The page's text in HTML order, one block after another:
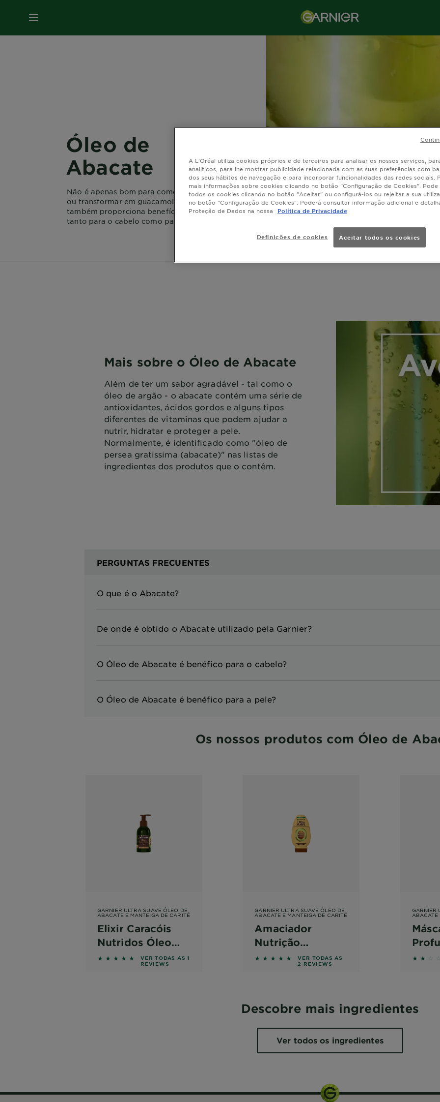
MENU
Óleo de
Abacate
Não é apenas bom para comer numa torrada
ou transformar em guacamole, o abacate
também proporciona benefícios incríveis
tanto para o cabelo como para a pele.
Mais sobre o Óleo de Abacate
Além de ter um sabor agradável - tal como o
óleo de argão - o abacate contém uma série de
antioxidantes, ácidos gordos e alguns tipos
diferentes de vitaminas que podem ajudar a
nutrir, hidratar e proteger a pele.
Normalmente, é identificado como "óleo de
persea gratissima (abacate)" nas listas de
ingredientes dos produtos que o contêm.
PERGUNTAS FRECUENTES
O que é o Abacate?
De onde é obtido o Abacate utilizado pela Garnier?
O Óleo de Abacate é benéfico para o cabelo?
O Óleo de Abacate é benéfico para a pele?
Os nossos produtos com Óleo de
GARNIER ULTRA SUAVE ÓLEO DE
ABACATE E MANTEIGA DE CARITÉ
Elixir Caracóis
Nutridos Óleo
Nutrição
Profunda Para
5 out of 5 stars based on reviews
VER TODAS AS 1
REVIEWS
GARNIER ULTRA SUAVE ÓLEO DE
ABACATE E MANTEIGA DE CARITÉ
Amaciador
Nutrição
Profunda para
Cabelo Muito
5 out of 5 stars based on reviews
VER TODAS AS
2 REVIEWS
GARNIER
ABACATE
2 out
Descobre mais ingredientes
Ver todos os ingredientes
A L'Oréal utiliza cookies próprios e de terceiros para analisar os nossos serviços,
analíticos, para lhe mostrar publicidade relacionada com as suas preferências com
dos seus hábitos de navegação e para incorporar funcionalidades das redes sociais.
mais informações sobre cookies clicando no botão "Configuração de Cookies". Pode
todos os cookies clicando no botão "Aceitar" ou configurá-los ou rejeitar a sua
no botão "Configuração de Cookies". Poderá consultar informação adicional e
Proteção de Dados na nossa
Política de Privacidade
Definições de cookies Aceitar todos os cookies